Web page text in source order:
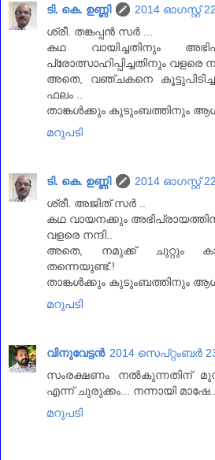
ടി. കെ. ഉണ്ണി
2014 ഓഗസ്റ്റ്
ശ്രീ. തങ്കപ്പന്‍ സര്‍ ...
കഥ വായിച്ചതിനും
പ്രോത്സാഹിപ്പിച്ചതിനും വളരെ
അതെ, വഞ്ചകനെ
ഫലം ..
താങ്കള്‍ക്കും കുടുംബത്തിനും
മറുപടി
ടി. കെ. ഉണ്ണി
2014 ഓഗസ്റ്റ്
ശ്രീ. അജിത്‌ സര്‍ ..
കഥ വായനക്കും
വളരെ നന്ദി..
അതെ, നമുക്ക് ചുറ്റും
തന്നെയുണ്ട്.!
താങ്കള്‍ക്കും കുടുംബത്തിനും
മറുപടി
വിനുവേട്ടന്‍ 2014 സെപ്റ്റംബർ
സംരക്ഷണം നൽകുന്നതിന്
എന്ന് ചുരുക്കം... നന്നായി മാഷേ...
മറുപടി